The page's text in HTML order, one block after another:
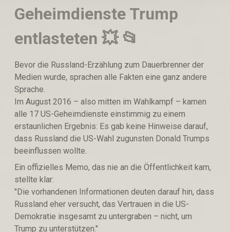
Geheimdienste Trump
entlasteten 💥 📂
Bevor die Russland-Erzählung zum Dauerbrenner der
Medien wurde, sprachen alle Fakten eine ganz andere
Sprache.
Im August 2016 – also mitten im Wahlkampf – kamen
alle 17 US-Geheimdienste einstimmig zu einem
erstaunlichen Ergebnis: Es gab keine Hinweise darauf,
dass Russland die US-Wahl zugunsten Donald Trumps
beeinflussen wollte.
Ein offizielles Memo, das nie an die Öffentlichkeit kam,
stellte klar:
"Die vorhandenen Informationen deuten darauf hin, dass
Russland eher versucht, das Vertrauen in die US-
Demokratie insgesamt zu untergraben – nicht, um
Trump zu unterstützen."